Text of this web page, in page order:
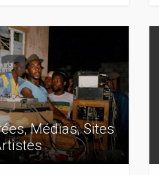
Médias, Sites